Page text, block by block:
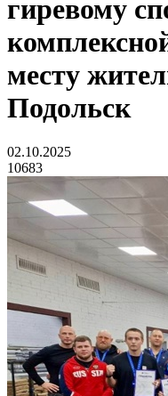
гиревому
месту
Подольск
02.10.2025
10683